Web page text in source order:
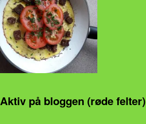
Aktiv på bloggen (røde felter)